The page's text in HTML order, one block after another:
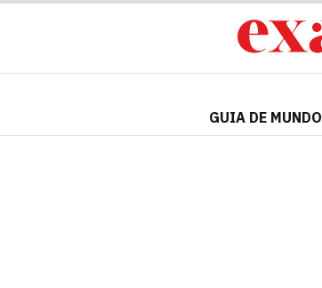
GUIA DE MUNDO